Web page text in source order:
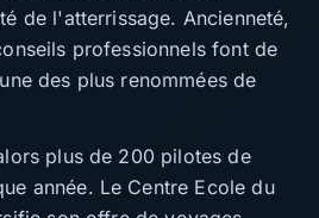
de l'atterrissage. Ancienneté,
professionnels font de
des plus renommées de
plus de 200 pilotes de
année. Le Centre Ecole du